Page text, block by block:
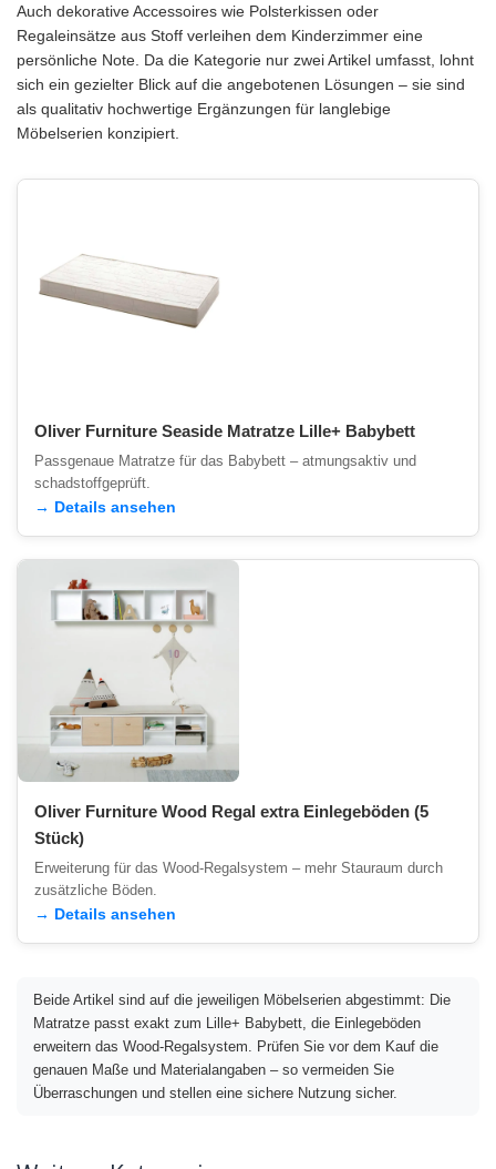
Auch dekorative Accessoires wie Polsterkissen oder
Regaleinsätze aus Stoff verleihen dem Kinderzimmer eine
persönliche Note. Da die Kategorie nur zwei Artikel umfasst, lohnt
sich ein gezielter Blick auf die angebotenen Lösungen – sie sind
als qualitativ hochwertige Ergänzungen für langlebige
Möbelserien konzipiert.
Oliver Furniture Seaside Matratze Lille+ Babybett
Passgenaue Matratze für das Babybett – atmungsaktiv und
schadstoffgeprüft.
→ Details ansehen
Oliver Furniture Wood Regal extra Einlegeböden (5
Stück)
Erweiterung für das Wood-Regalsystem – mehr Stauraum durch
zusätzliche Böden.
→ Details ansehen
Beide Artikel sind auf die jeweiligen Möbelserien abgestimmt: Die
Matratze passt exakt zum Lille+ Babybett, die Einlegeböden
erweitern das Wood-Regalsystem. Prüfen Sie vor dem Kauf die
genauen Maße und Materialangaben – so vermeiden Sie
Überraschungen und stellen eine sichere Nutzung sicher.